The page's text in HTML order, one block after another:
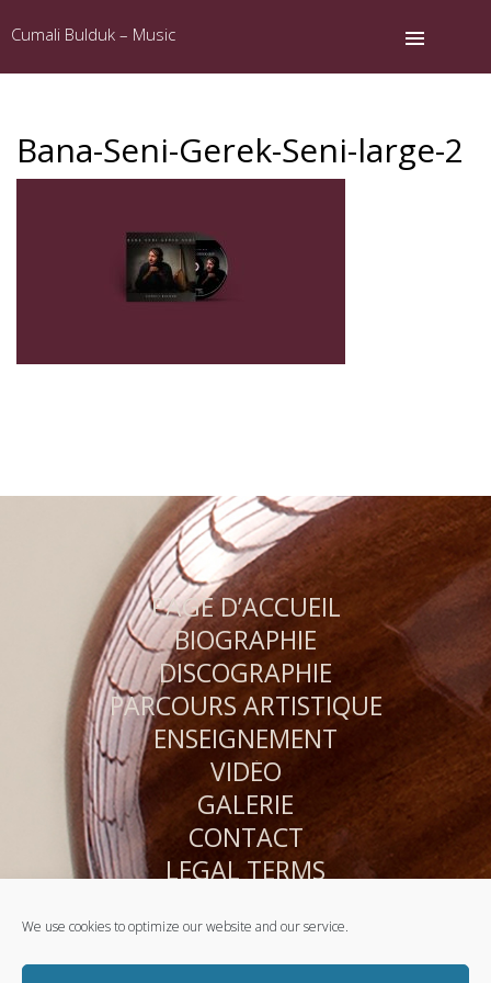
We use cookies to optimize our website and our service.
Cumali Bulduk – Music
Bana-Seni-Gerek-Seni-large-2
PAGE D’ACCUEIL
BIOGRAPHIE
DISCOGRAPHIE
PARCOURS ARTISTIQUE
ENSEIGNEMENT
VIDÉO
GALERIE
CONTACT
LEGAL TERMS
SITE MAP
COOKIE POLICY (EU)